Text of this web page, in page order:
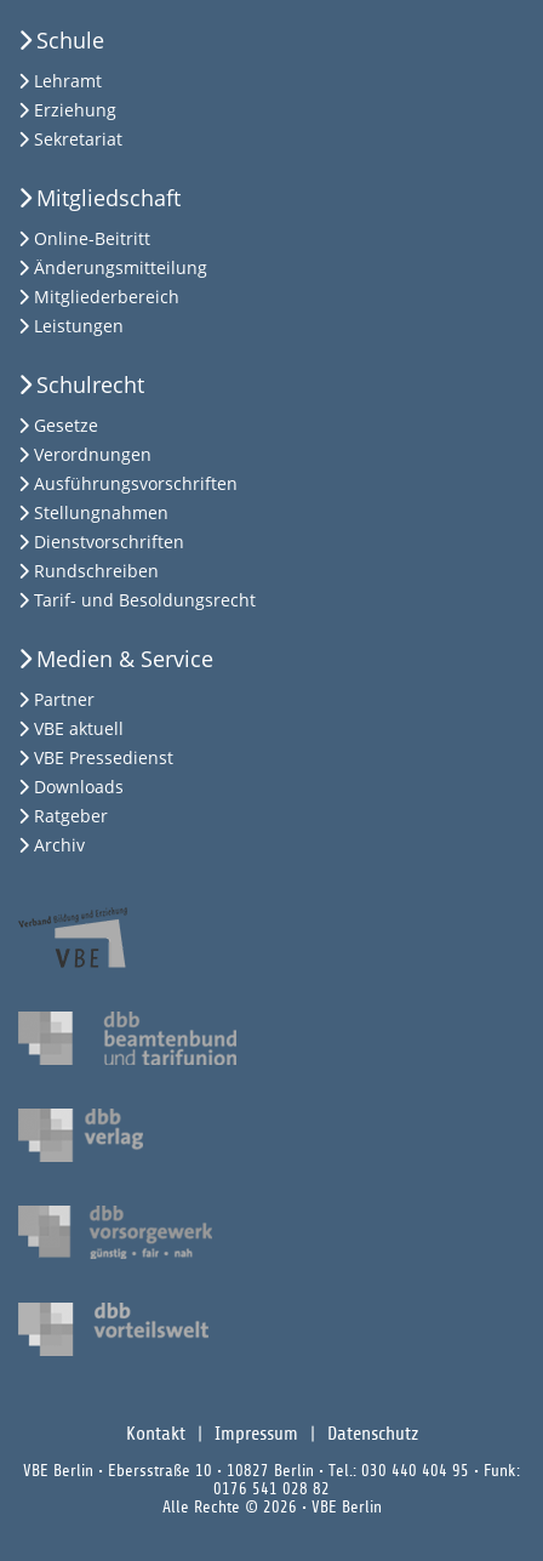
Schule
Lehramt
Erziehung
Sekretariat
Mitgliedschaft
Online-Beitritt
Änderungsmitteilung
Mitgliederbereich
Leistungen
Schulrecht
Gesetze
Verordnungen
Ausführungsvorschriften
Stellungnahmen
Dienstvorschriften
Rundschreiben
Tarif- und Besoldungsrecht
Medien & Service
Partner
VBE aktuell
VBE Pressedienst
Downloads
Ratgeber
Archiv
Kontakt Impressum Datenschutz
VBE Berlin • Ebersstraße 10 • 10827 Berlin • Tel.: 030 440 404 95 • Funk:
0176 541 028 82
Alle Rechte © 2026 • VBE Berlin